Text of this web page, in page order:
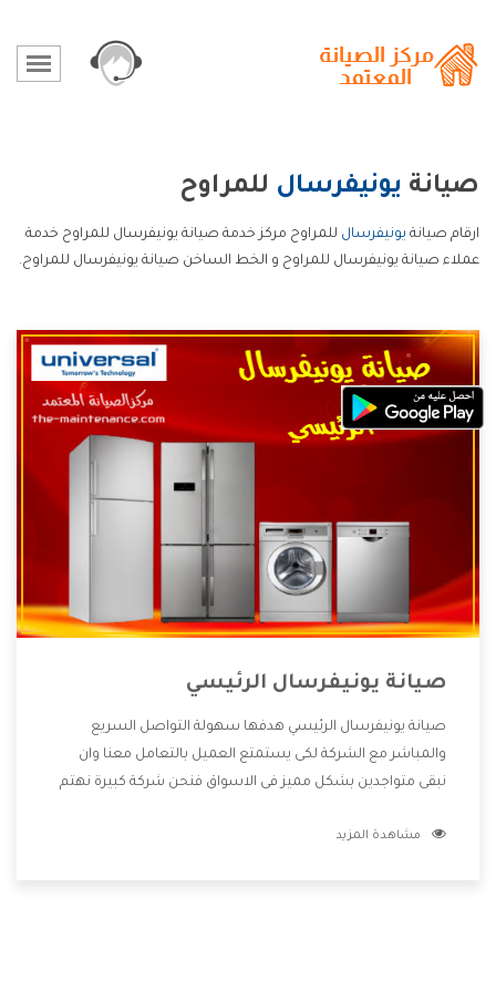
صيانة يونيفرسال للمراوح
ارقام صيانة يونيفرسال للمراوح مركز خدمة صيانة يونيفرسال للمراوح خدمة
عملاء صيانة يونيفرسال للمراوح و الخط الساخن صيانة يونيفرسال للمراوح.
صيانة يونيفرسال الرئيسي
صيانة يونيفرسال الرئيسي هدفها سهولة التواصل السريع
والمباشر مع الشركة لكى يستمتع العميل بالتعامل معنا وان
نبقى متواجدين بشكل مميز فى الاسواق فنحن شركة كبيرة نهتم
الشركة بها والتى تكون منها خدمة الصيانة التى تكون من أهم
مشاهدة المزيد